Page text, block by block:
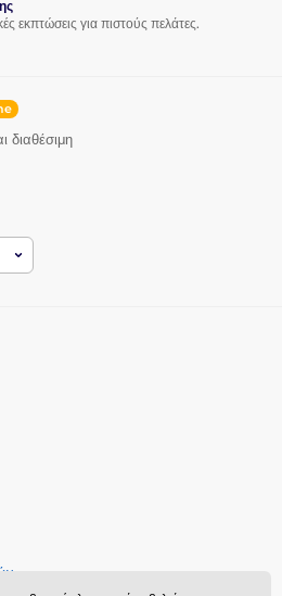
εκπτώσεις για πιστούς πελάτες.
διαθέσιμη